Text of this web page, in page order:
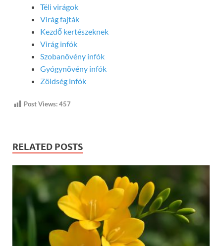
Téli virágok
Virág fajták
Kezdő kertészeknek
Virág infók
Szobanövény infók
Gyógynövény infók
Zöldség infók
Post Views:457
RELATED POSTS